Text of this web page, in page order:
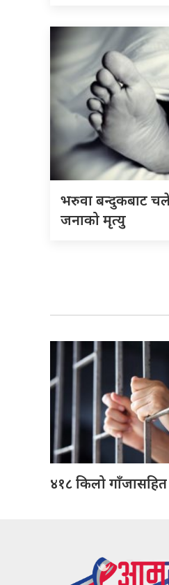
भरुवा बन्दुकबाट
जनाको मृत्यु
४१८ किलो गाँजासहित